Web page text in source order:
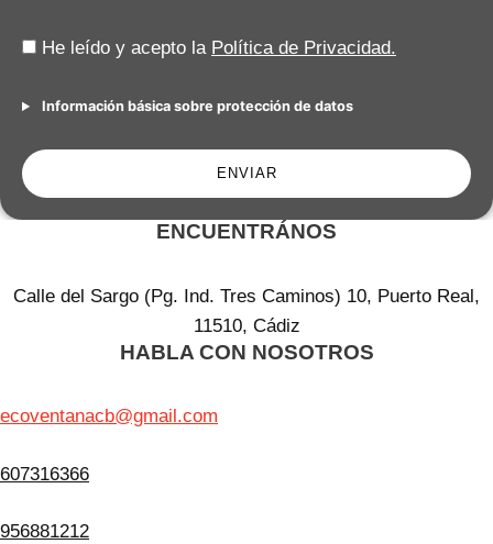
He leído y acepto la Política de Privacidad.
Información básica sobre protección de datos
ENVIAR
ENCUENTRÁNOS
Calle del Sargo (Pg. Ind. Tres Caminos) 10, Puerto Real,
11510, Cádiz
HABLA CON NOSOTROS
ecoventanacb@gmail.com
607316366
956881212